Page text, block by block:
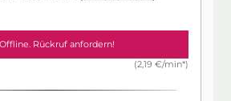
Offline. Rückruf anfordern!
(2,19 €/min*)